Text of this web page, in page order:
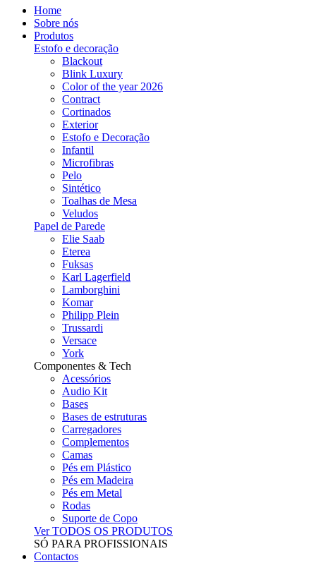
Home
Sobre nós
Produtos
Estofo e decoração
Blackout
Blink Luxury
Color of the year 2026
Contract
Cortinados
Exterior
Estofo e Decoração
Infantil
Microfibras
Pelo
Sintético
Toalhas de Mesa
Veludos
Papel de Parede
Elie Saab
Eterea
Fuksas
Karl Lagerfield
Lamborghini
Komar
Philipp Plein
Trussardi
Versace
York
Componentes & Tech
Acessórios
Audio Kit
Bases
Bases de estruturas
Carregadores
Complementos
Camas
Pés em Plástico
Pés em Madeira
Pés em Metal
Rodas
Suporte de Copo
Ver TODOS OS PRODUTOS
SÓ PARA PROFISSIONAIS
Contactos